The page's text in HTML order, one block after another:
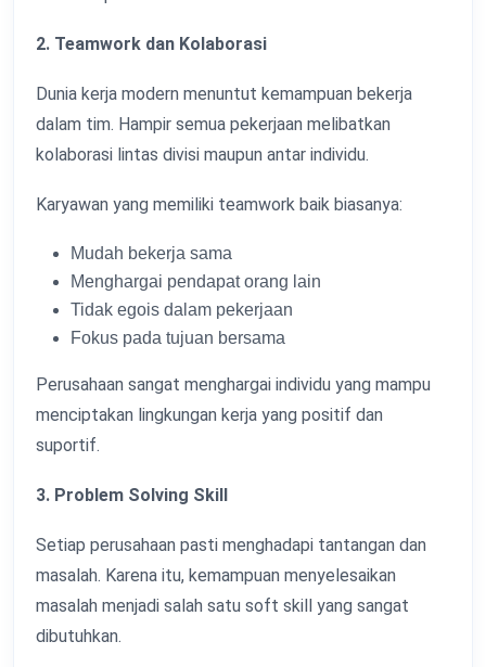
2. Teamwork dan Kolaborasi
Dunia kerja modern menuntut kemampuan bekerja
dalam tim. Hampir semua pekerjaan melibatkan
kolaborasi lintas divisi maupun antar individu.
Karyawan yang memiliki teamwork baik biasanya:
Mudah bekerja sama
Menghargai pendapat orang lain
Tidak egois dalam pekerjaan
Fokus pada tujuan bersama
Perusahaan sangat menghargai individu yang mampu
menciptakan lingkungan kerja yang positif dan
suportif.
3. Problem Solving Skill
Setiap perusahaan pasti menghadapi tantangan dan
masalah. Karena itu, kemampuan menyelesaikan
masalah menjadi salah satu soft skill yang sangat
dibutuhkan.